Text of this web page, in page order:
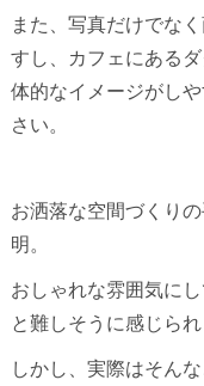
また、写真だけでな
すし、カフェにある
体的なイメージがし
さい。
お洒落な空間づくり
明。
おしゃれな雰囲気に
と難しそうに感じられ
しかし、実際はそん